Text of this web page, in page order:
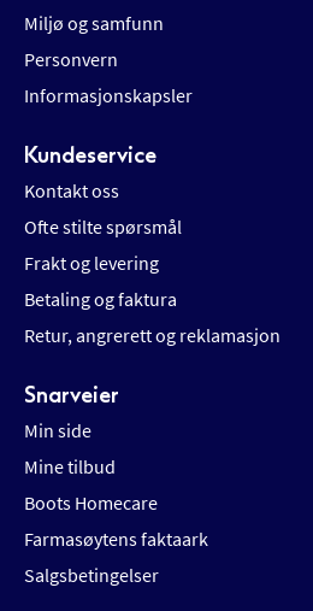
Miljø og samfunn
Personvern
Informasjonskapsler
Kundeservice
Kontakt oss
Ofte stilte spørsmål
Frakt og levering
Betaling og faktura
Retur, angrerett og reklamasjon
Snarveier
Min side
Mine tilbud
Boots Homecare
Farmasøytens faktaark
Salgsbetingelser